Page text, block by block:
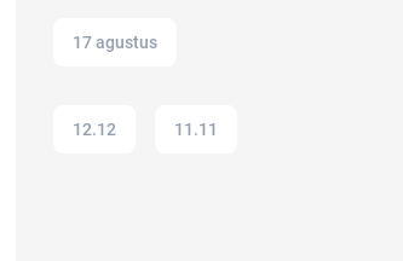
17 agustus
12.12 11.11